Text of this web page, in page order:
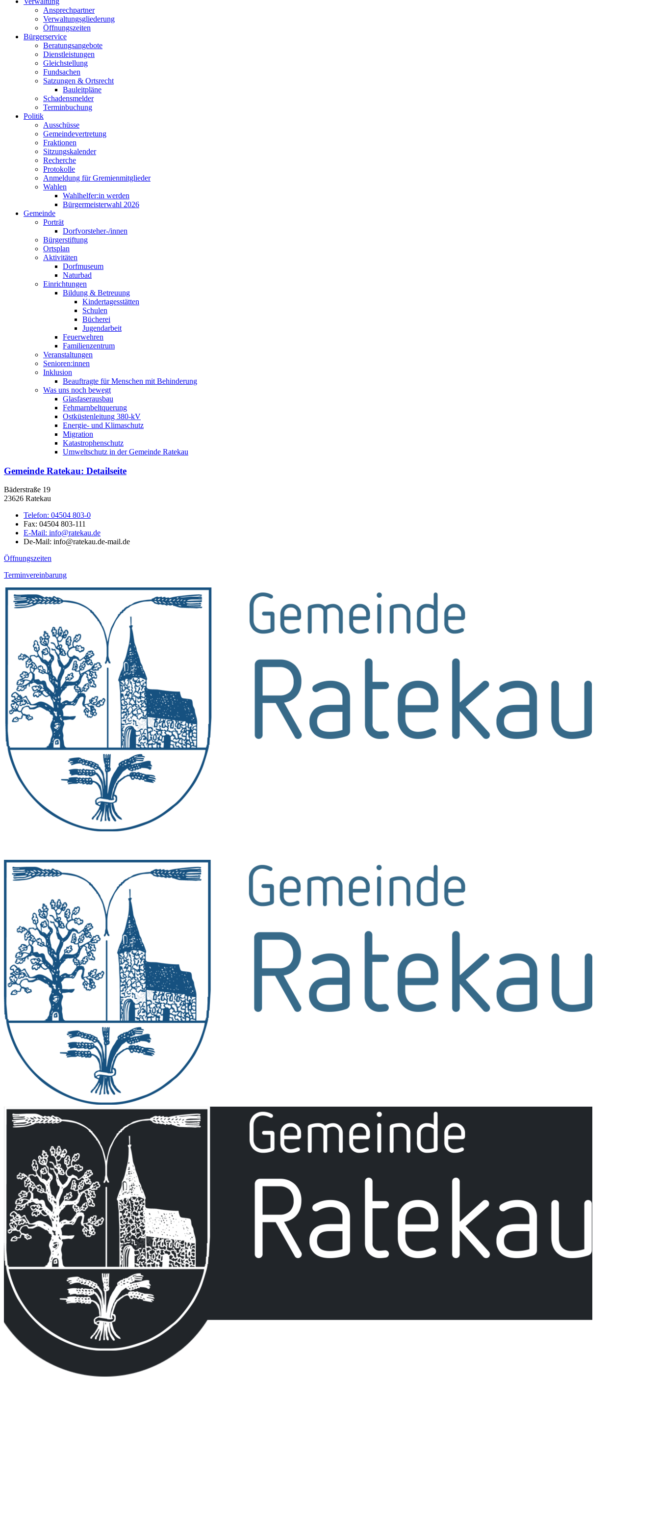
Ansprechpartner
Verwaltungsgliederung
Öffnungszeiten
Bürgerservice
Beratungsangebote
Dienstleistungen
Gleichstellung
Fundsachen
Satzungen & Ortsrecht
Bauleitpläne
Schadensmelder
Terminbuchung
Politik
Ausschüsse
Gemeindevertretung
Fraktionen
Sitzungskalender
Recherche
Protokolle
Anmeldung für Gremienmitglieder
Wahlen
Wahlhelfer:in werden
Bürgermeisterwahl 2026
Gemeinde
Porträt
Dorfvorsteher-/innen
Bürgerstiftung
Ortsplan
Aktivitäten
Dorfmuseum
Naturbad
Einrichtungen
Bildung & Betreuung
Kindertagesstätten
Schulen
Bücherei
Jugendarbeit
Feuerwehren
Familienzentrum
Veranstaltungen
Senioren:innen
Inklusion
Beauftragte für Menschen mit Behinderung
Was uns noch bewegt
Glasfaserausbau
Fehmarnbeltquerung
Ostküstenleitung 380-kV
Energie- und Klimaschutz
Migration
Katastrophenschutz
Umweltschutz in der Gemeinde Ratekau
Gemeinde Ratekau: Detailseite
Bäderstraße 19
23626 Ratekau
Telefon: 04504 803-0
Fax: 04504 803-111
E-Mail: info@ratekau.de
De-Mail: info@ratekau.de-mail.de
Öffnungszeiten
Terminvereinbarung